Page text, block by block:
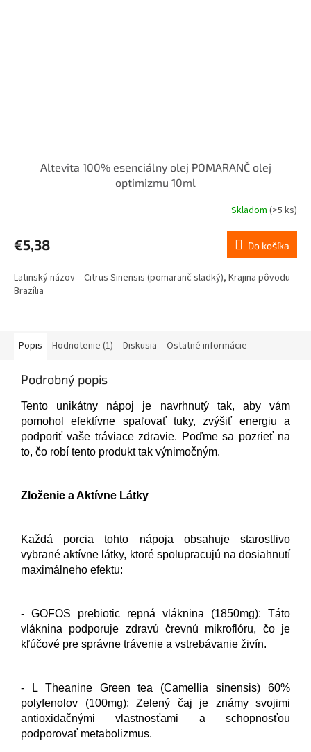
Altevita 100% esenciálny olej POMARANČ olej
optimizmu 10ml
produktu
je
z
5
Skladom(>5 ks)
€5,38 Do košíka
Latinský názov – Citrus Sinensis (pomaranč sladký), Krajina pôvodu –
Brazília
Popis Hodnotenie (1) Diskusia Ostatné informácie
Podrobný popis
Tento unikátny nápoj je navrhnutý tak, aby vám
pomohol efektívne spaľovať tuky, zvýšiť energiu a
podporiť vaše tráviace zdravie. Poďme sa pozrieť na
to, čo robí tento produkt tak výnimočným.
Zloženie a Aktívne Látky
Každá porcia tohto nápoja obsahuje starostlivo
vybrané aktívne látky, ktoré spolupracujú na dosiahnutí
maximálneho efektu:
- GOFOS prebiotic repná vláknina (1850mg): Táto
vláknina podporuje zdravú črevnú mikroflóru, čo je
kľúčové pre správne trávenie a vstrebávanie živín.
- L Theanine Green tea (Camellia sinensis) 60%
polyfenolov (100mg): Zelený čaj je známy svojimi
antioxidačnými vlastnosťami a schopnosťou
podporovať metabolizmus.